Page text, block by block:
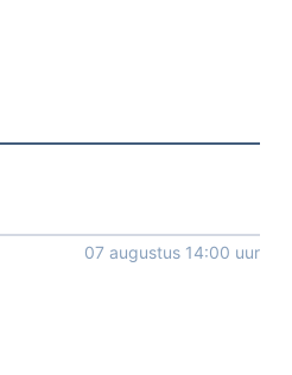
07 augustus 14:00 uur